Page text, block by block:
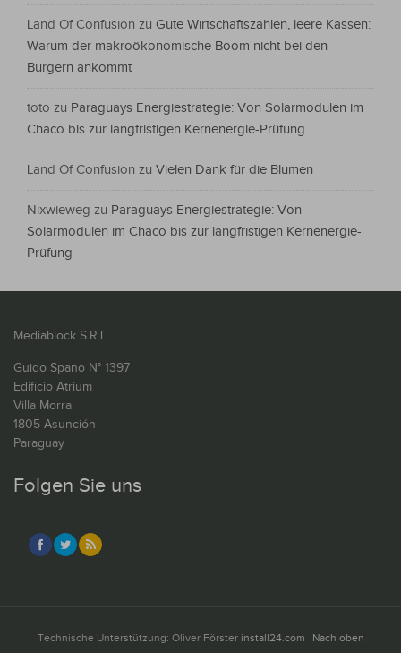
Land Of Confusion zu Gute Wirtschaftszahlen, leere Kassen:
Warum der makroökonomische Boom nicht bei den
Bürgern ankommt
toto zu Paraguays Energiestrategie: Von Solarmodulen im
Chaco bis zur langfristigen Kernenergie-Prüfung
Land Of Confusion zu Vielen Dank für die Blumen
Nixwieweg zu Paraguays Energiestrategie: Von
Solarmodulen im Chaco bis zur langfristigen Kernenergie-
Prüfung
Mediablock S.R.L.
Guido Spano N° 1397
Edificio Atrium
Villa Morra
1805 Asunción
Paraguay
Folgen Sie uns
Technische Unterstützung: Oliver Förster install24.com Nach oben